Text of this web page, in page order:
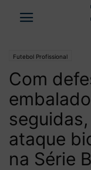
Futebol Profissional
Com
ataque
na Série B